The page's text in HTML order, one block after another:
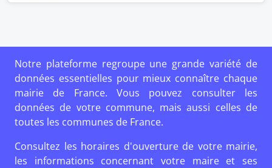
Notre plateforme regroupe une grande variété de
données essentielles pour mieux connaître chaque
mairie de France. Vous pouvez consulter les
données de votre commune, mais aussi celles de
toutes les communes de France.
Consultez les horaires d'ouverture de votre mairie,
les informations concernant votre maire et ses